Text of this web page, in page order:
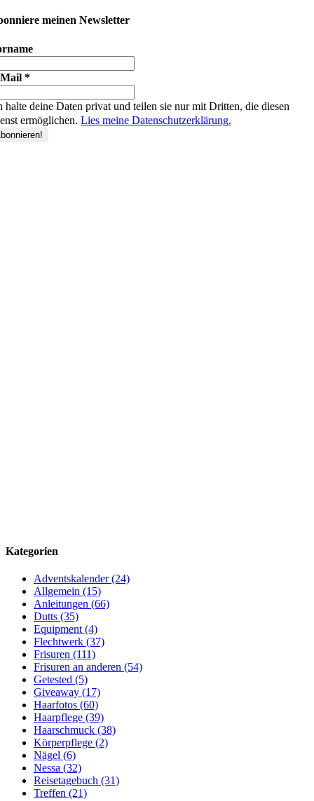
meinen Newsletter
*
halte deine Daten privat und teilen sie nur mit Dritten, die diesen
ermöglichen. Lies meine Datenschutzerklärung.
Kategorien
Adventskalender (24)
Allgemein (15)
Anleitungen (66)
Dutts (35)
Equipment (4)
Flechtwerk (37)
Frisuren (111)
Frisuren an anderen (54)
Getested (5)
Giveaway (17)
Haarfotos (60)
Haarpflege (39)
Haarschmuck (38)
Körperpflege (2)
Nägel (6)
Nessa (32)
Reisetagebuch (31)
Treffen (21)